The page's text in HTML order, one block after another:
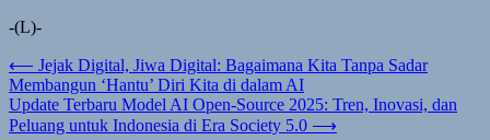
-(L)-
Navigasi
pos
⟵ Jejak Digital, Jiwa Digital: Bagaimana Kita Tanpa Sadar
Membangun ‘Hantu’ Diri Kita di dalam AI
Update Terbaru Model AI Open-Source 2025: Tren, Inovasi, dan
Peluang untuk Indonesia di Era Society 5.0 ⟶